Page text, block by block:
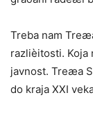
Treba nam
razlièitosti.
javnost. Treæa
do kraja XXI